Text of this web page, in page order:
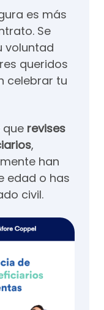
es más
Se
voluntad
queridos
celebrar tu
que revises
,
han
edad o has
civil.